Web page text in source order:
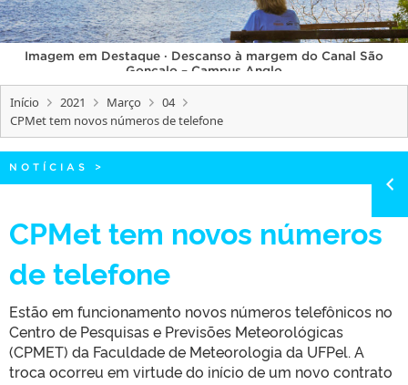
INTERNACIONAL
OUVIDORIA
PORTARIAS
TELEFONES
Imagem em Destaque · Descanso à margem do Canal São
Gonçalo – Campus Anglo
Início 2021 Março
04
CPMet tem novos números de telefone
NOTÍCIAS >
CPMet tem novos números
de telefone
Estão em funcionamento novos números telefônicos no
Centro de Pesquisas e Previsões Meteorológicas
(CPMET) da Faculdade de Meteorologia da UFPel. A
troca ocorreu em virtude do início de um novo contrato